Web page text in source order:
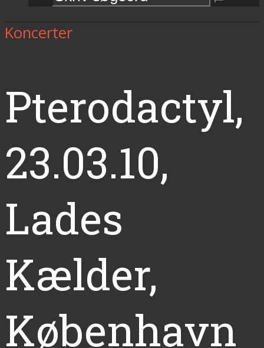
Koncerter
Pterodactyl,
23.03.10,
Lades
Kælder,
København